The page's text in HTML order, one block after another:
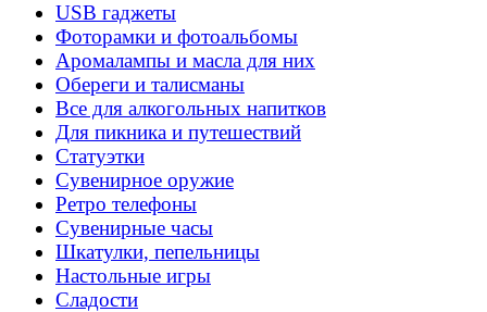
USB гаджеты
Фоторамки и фотоальбомы
Аромалампы и масла для них
Обереги и талисманы
Все для алкогольных напитков
Для пикника и путешествий
Статуэтки
Сувенирное оружие
Ретро телефоны
Сувенирные часы
Шкатулки, пепельницы
Настольные игры
Сладости